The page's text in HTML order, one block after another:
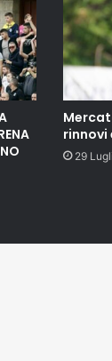
rinnovi
29